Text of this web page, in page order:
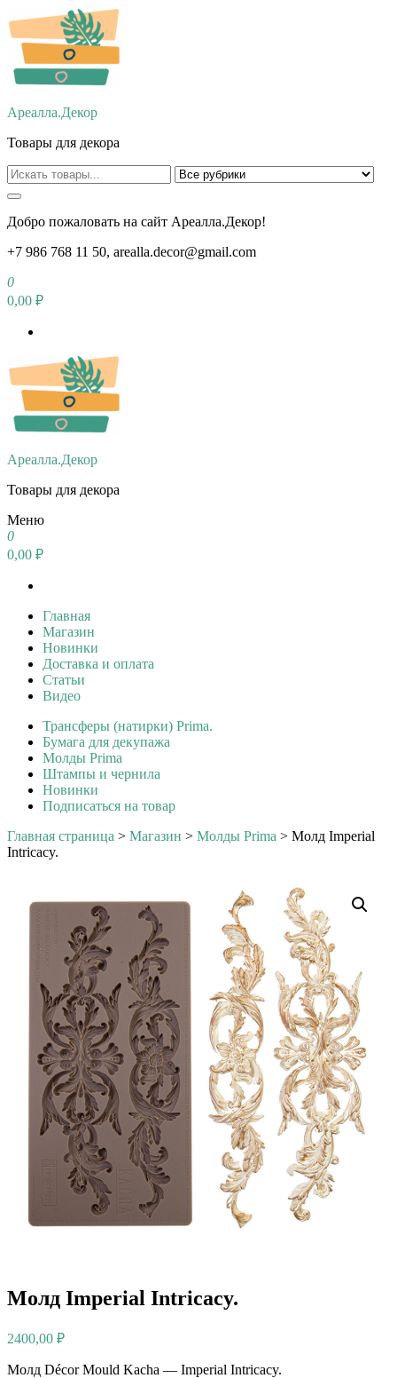
Перейти
к
содержимому
Ареалла.Декор
Товары для декора
Добро пожаловать на сайт Ареалла.Декор!
+7 986 768 11 50, arealla.decor@gmail.com
0
0,00 ₽
Ареалла.Декор
Товары для декора
Меню
0
0,00 ₽
Главная
Магазин
Новинки
Доставка и оплата
Статьи
Видео
Трансферы (натирки) Prima.
Бумага для декупажа
Молды Prima
Штампы и чернила
Новинки
Подписаться на товар
Главная страница > Магазин > Молды Prima > Молд Imperial
Intricacy.
Молд Imperial Intricacy.
2400,00 ₽
Молд Décor Mould Kacha — Imperial Intricacy.